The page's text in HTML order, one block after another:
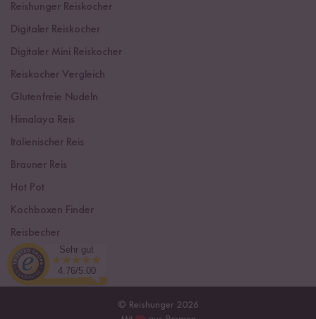
Reishunger Reiskocher
Digitaler Reiskocher
Digitaler Mini Reiskocher
Reiskocher Vergleich
Glutenfreie Nudeln
Himalaya Reis
Italienischer Reis
Brauner Reis
Hot Pot
Kochboxen Finder
Reisbecher
Sushi Einsteiger Box
© Reishunger 2026
Sehr gut
4.76/5.00